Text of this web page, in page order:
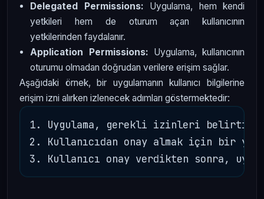
Delegated Permissions: Uygulama, hem kendi
yetkileri hem de oturum açan kullanıcının
yetkilerinden faydalanır.
Application Permissions: Uygulama, kullanıcının
oturumu olmadan doğrudan verilere erişim sağlar.
Aşağıdaki örnek, bir uygulamanın kullanıcı bilgilerine
erişim izni alırken izlenecek adımları göstermektedir:
1. Uygulama, gerekli izinleri belirtir.
2. Kullanıcıdan onay almak için bir